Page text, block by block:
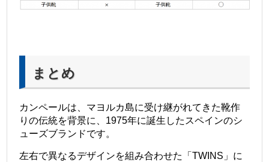
まとめ
カンペールは、マヨルカ島に受け継がれてきた靴作
りの伝統を背景に、1975年に誕生したスペインのシ
ューズブランドです。
左右で異なるデザインを組み合わせた「TWINS」に